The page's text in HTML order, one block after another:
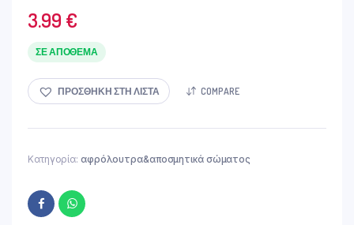
3.99 €
ΣΕ ΑΠΌΘΕΜΑ
ΠΡΟΣΘΉΚΗ ΣΤΗ ΛΊΣΤΑ COMPARE
Κατηγορία: αφρόλουτρα&αποσμητικά σώματος